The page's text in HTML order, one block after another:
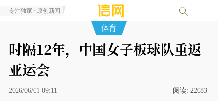
专注独家 · 原创新闻
体育
时隔12年，中国女子板球队重返
亚运会
2026/06/01 09:11 阅读: 22083